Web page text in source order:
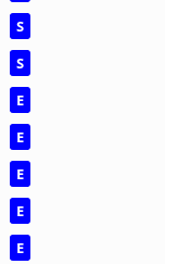
S
S
E
E
E
E
E